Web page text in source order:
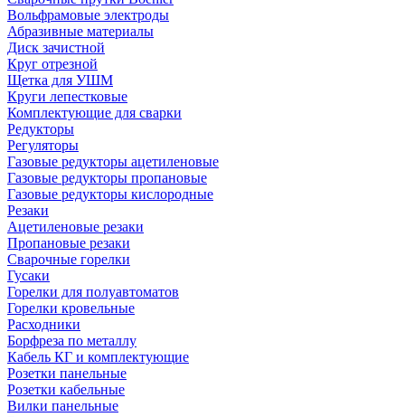
Вольфрамовые электроды
Абразивные материалы
Диск зачистной
Круг отрезной
Щетка для УШМ
Круги лепестковые
Комплектующие для сварки
Редукторы
Регуляторы
Газовые редукторы ацетиленовые
Газовые редукторы пропановые
Газовые редукторы кислородные
Резаки
Ацетиленовые резаки
Пропановые резаки
Сварочные горелки
Гусаки
Горелки для полуавтоматов
Горелки кровельные
Расходники
Борфреза по металлу
Кабель КГ и комплектующие
Розетки панельные
Розетки кабельные
Вилки панельные